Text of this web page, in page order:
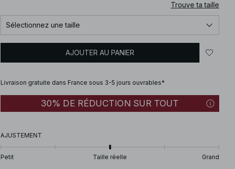
Trouve ta taille
Sélectionnez une taille
AJOUTER AU PANIER
Livraison gratuite dans France sous 3-5 jours ouvrables*
30% DE RÉDUCTION SUR TOUT
AJUSTEMENT
Petit Taille réelle Grand